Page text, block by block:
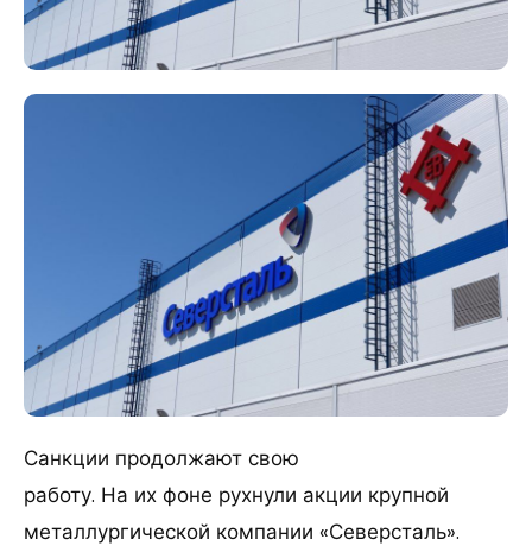
Санкции продолжают свою
работу. На их фоне рухнули акции крупной
металлургической компании «Северсталь».